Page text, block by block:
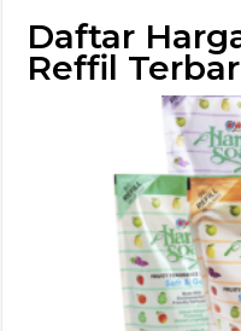
Daftar
Reffil